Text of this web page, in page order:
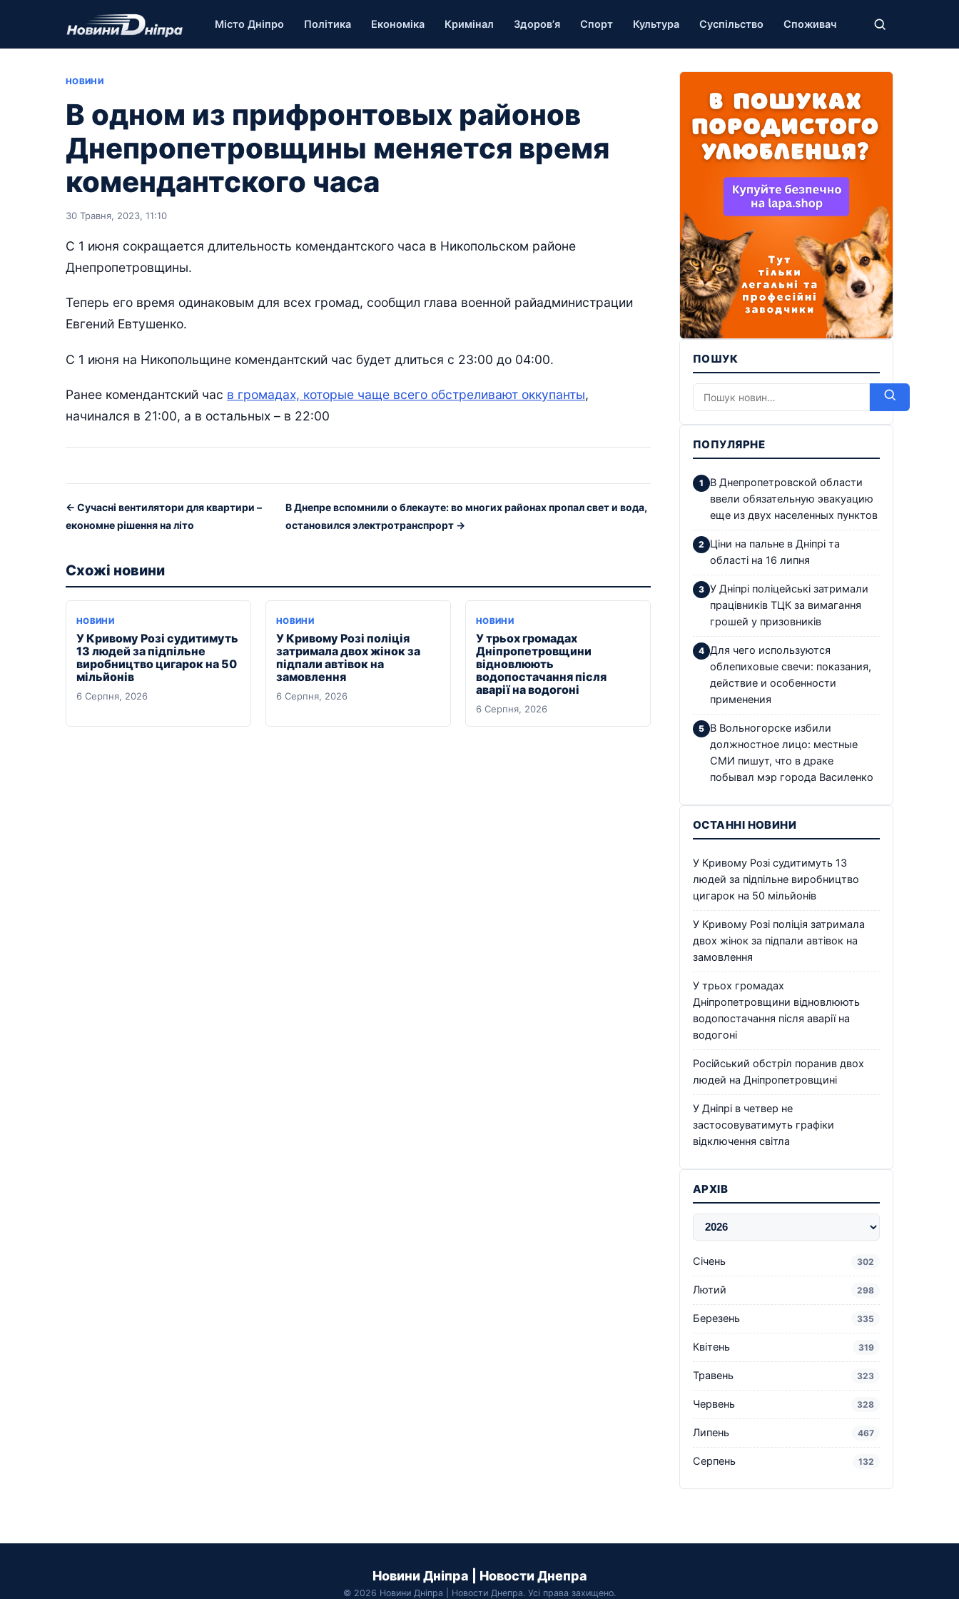
Місто Дніпро Політика Економіка Кримінал Здоров’я Спорт Культура Суспільство Споживач
НОВИНИ
В одном из прифронтовых районов
Днепропетровщины меняется время
комендантского часа
30 Травня, 2023, 11:10
С 1 июня сокращается длительность комендантского часа в Никопольском районе
Днепропетровщины.
Теперь его время одинаковым для всех громад, сообщил глава военной райадминистрации
Евгений Евтушенко.
С 1 июня на Никопольщине комендантский час будет длиться с 23:00 до 04:00.
Ранее комендантский час в громадах, которые чаще всего обстреливают оккупанты,
начинался в 21:00, а в остальных – в 22:00
← Сучасні вентилятори для квартири –
економне рішення на літо
В Днепре вспомнили о блекауте: во многих районах пропал свет и вода,
остановился электротранспрорт →
Схожі новини
НОВИНИ
У Кривому Розі судитимуть
13 людей за підпільне
виробництво цигарок на 50
мільйонів
6 Серпня, 2026
НОВИНИ
У Кривому Розі поліція
затримала двох жінок за
підпали автівок на
замовлення
6 Серпня, 2026
НОВИНИ
У трьох громадах
Дніпропетровщини
відновлюють
водопостачання після
аварії на водогоні
6 Серпня, 2026
ПОШУК
ПОПУЛЯРНЕ
В Днепропетровской области
ввели обязательную эвакуацию
еще из двух населенных пунктов
Ціни на пальне в Дніпрі та
області на 16 липня
У Дніпрі поліцейські затримали
працівників ТЦК за вимагання
грошей у призовників
Для чего используются
облепиховые свечи: показания,
действие и особенности
применения
В Вольногорске избили
должностное лицо: местные
СМИ пишут, что в драке
побывал мэр города Василенко
ОСТАННІ НОВИНИ
У Кривому Розі судитимуть 13
людей за підпільне виробництво
цигарок на 50 мільйонів
У Кривому Розі поліція затримала
двох жінок за підпали автівок на
замовлення
У трьох громадах
Дніпропетровщини відновлюють
водопостачання після аварії на
водогоні
Російський обстріл поранив двох
людей на Дніпропетровщині
У Дніпрі в четвер не
застосовуватимуть графіки
відключення світла
АРХІВ
Січень 302
Лютий 298
Березень 335
Квітень 319
Травень 323
Червень 328
Липень 467
Серпень 132
Новини Дніпра | Новости Днепра
© 2026 Новини Дніпра | Новости Днепра. Усі права захищено.